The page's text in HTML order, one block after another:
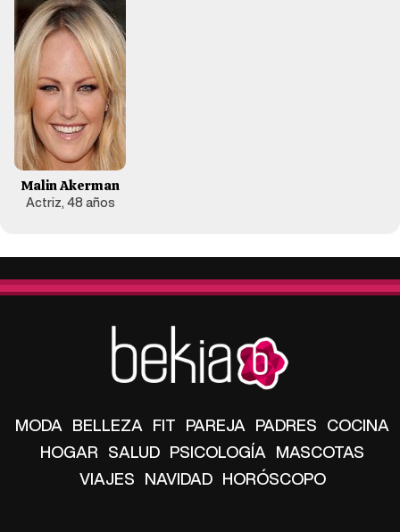
Malin Akerman
Actriz, 48 años
MODA BELLEZA FIT PAREJA PADRES COCINA
HOGAR SALUD PSICOLOGÍA MASCOTAS
VIAJES NAVIDAD HORÓSCOPO